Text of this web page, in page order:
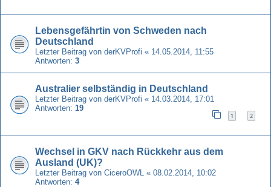
Lebensgefährtin von Schweden nach
Deutschland
Letzter Beitrag von derKVProfi « 14.05.2014, 11:55
Antworten: 3
Australier selbständig in Deutschland
Letzter Beitrag von derKVProfi « 14.03.2014, 17:01
Antworten: 19
1 2
Wechsel in GKV nach Rückkehr aus dem
Ausland (UK)?
Letzter Beitrag von CiceroOWL « 08.02.2014, 10:02
Antworten: 4